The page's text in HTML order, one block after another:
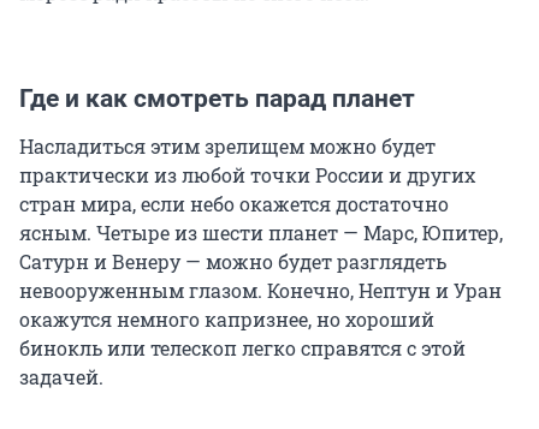
Где и как смотреть парад планет
Насладиться этим зрелищем можно будет
практически из любой точки России и других
стран мира, если небо окажется достаточно
ясным. Четыре из шести планет — Марс, Юпитер,
Сатурн и Венеру — можно будет разглядеть
невооруженным глазом. Конечно, Нептун и Уран
окажутся немного капризнее, но хороший
бинокль или телескоп легко справятся с этой
задачей.